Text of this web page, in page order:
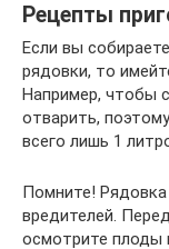
Рецепты
Если вы
рядовки, то
Например, чтобы
отварить,
всего лишь 1
Помните!
вредителей.
осмотрите плоды